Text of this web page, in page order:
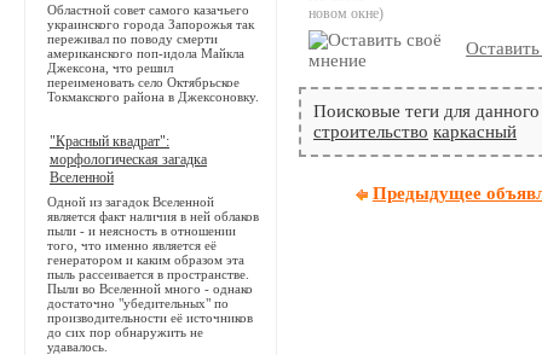
новом окне)
Поисковые теги для
строительство каркасный
Предыдущее
Областной совет самого казачьего
украинского города Запорожья так
переживал по поводу смерти
американского поп-идола Майкла
Джексона, что решил
переименовать село Октябрьское
Токмакского района в Джексоновку.
"Красный квадрат":
морфологическая загадка
Вселенной
Одной из загадок Вселенной
является факт наличия в ней облаков
пыли - и неясность в отношении
того, что именно является её
генератором и каким образом эта
пыль рассеивается в пространстве.
Пыли во Вселенной много - однако
достаточно "убедительных" по
производительности её источников
до сих пор обнаружить не
удавалось.